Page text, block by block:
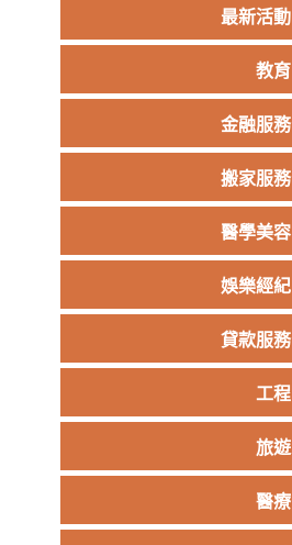
最新活動
教育
金融服務
搬家服務
醫學美容
娛樂經紀
貸款服務
工程
旅遊
醫療